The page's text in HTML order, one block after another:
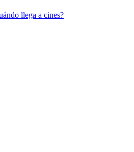
llega a cines?